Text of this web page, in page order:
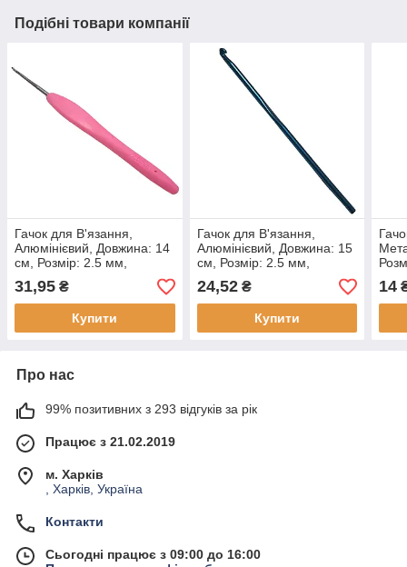
Подібні товари компанії
Гачок для В'язання,
Алюмінієвий, Довжина: 14
см, Розмір: 2.5 мм,
31,95 ₴
Купити
Гачок для В'язання,
Алюмінієвий, Довжина: 15
см, Розмір: 2.5 мм,
24,52₴
Купити
14
Про нас
99% позитивних з 293 відгуків за рік
Працює з 21.02.2019
м. Харків
, Харків, Україна
Контакти
Сьогодні працює з 09:00 до 16:00